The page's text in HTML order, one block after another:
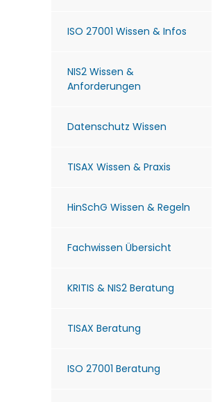
ISO 27001 Wissen & Infos
NIS2 Wissen &
Anforderungen
Datenschutz Wissen
TISAX Wissen & Praxis
HinSchG Wissen & Regeln
Fachwissen Übersicht
KRITIS & NIS2 Beratung
TISAX Beratung
ISO 27001 Beratung